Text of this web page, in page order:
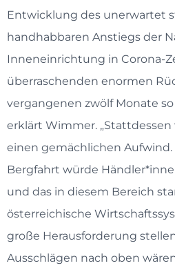
Entwicklung des unerwartet
handhabbaren Anstiegs der
Inneneinrichtung in Corona-
überraschenden enormen
vergangenen zwölf Monate
erklärt Wimmer.
einen gemächlichen
Bergfahrt würde
und das in diesem Bereich
österreichische
große Herausforderung
Ausschlägen nach oben